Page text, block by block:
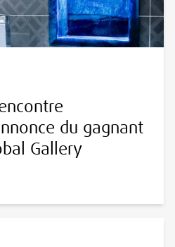
du gagnant
Gallery